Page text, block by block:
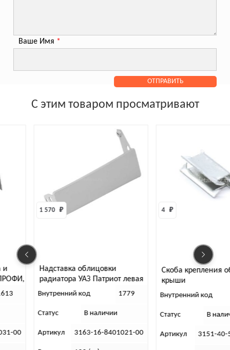
Ваше Имя *
С этим товаром просматривают
облицовки
УАЗ Патриот левая
(грунт.)
код 1779
В наличии
3163-16-8401021-00
Скоба крепления обивки
крыши
Внутренний код 13285
Статус В наличии
Артикул 3151-40-5702050-00